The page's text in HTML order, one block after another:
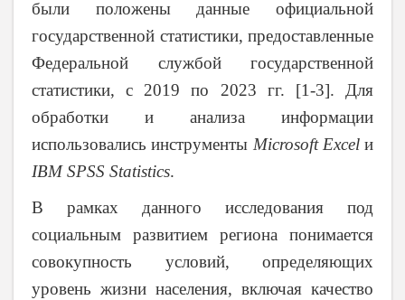
были положены данные официальной
государственной статистики, предоставленные
Федеральной службой государственной
статистики, с 2019 по 2023 гг. [1-3]. Для
обработки и анализа информации
использовались инструменты Microsoft Excelи
IBM SPSS Statistics.
В рамках данного исследования под
социальным развитием региона понимается
совокупность условий, определяющих
уровень жизни населения, включая качество